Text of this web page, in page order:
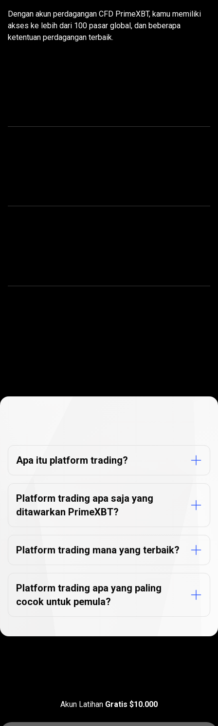
dengan
PrimeXBT?
PrimeXBT?
Dengan akun perdagangan CFD PrimeXBT, kamu memiliki
akses ke lebih dari 100 pasar global, dan beberapa
ketentuan perdagangan terbaik.
trading
Apa itu platform trading?
Platform trading apa saja yang
ditawarkan PrimeXBT?
Platform trading mana yang terbaik?
Platform trading apa yang paling
cocok untuk pemula?
yang
tersedia
Pasar yang tersedia
Akun Latihan Gratis $10.000